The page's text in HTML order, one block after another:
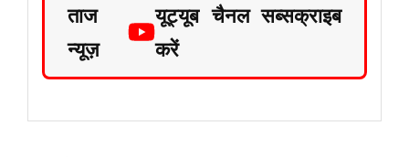
ताज
न्यूज़
यूट्यूब चैनल सब्सक्राइब
करें